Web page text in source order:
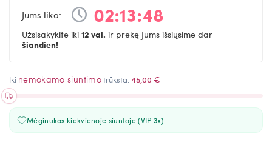
Jums liko: 02:13:47
Užsisakykite iki 12 val. ir prekę Jums išsiųsime dar
šiandien!
Iki nemokamo siuntimotrūksta:45,00 €
Mėginukas kiekvienoje siuntoje (VIP 3x)